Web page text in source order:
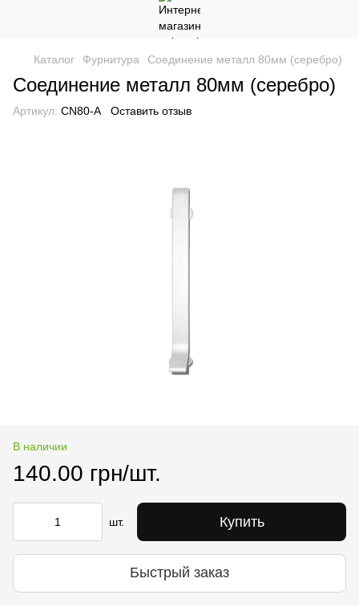
Каталог Фурнитура Соединение металл 80мм (серебро)
Соединение металл 80мм (серебро)
Артикул: CN80-А Оставить отзыв
В наличии
140.00 грн/шт.
шт. Купить
Быстрый заказ